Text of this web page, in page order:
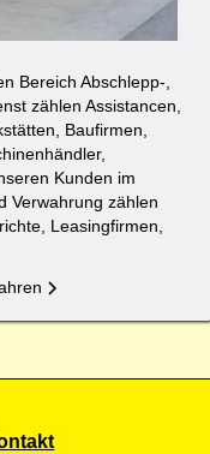
Bereich Abschlepp-,
zählen Assistancen,
Baufirmen,
Kunden im
Verwahrung zählen
Leasingfirmen,